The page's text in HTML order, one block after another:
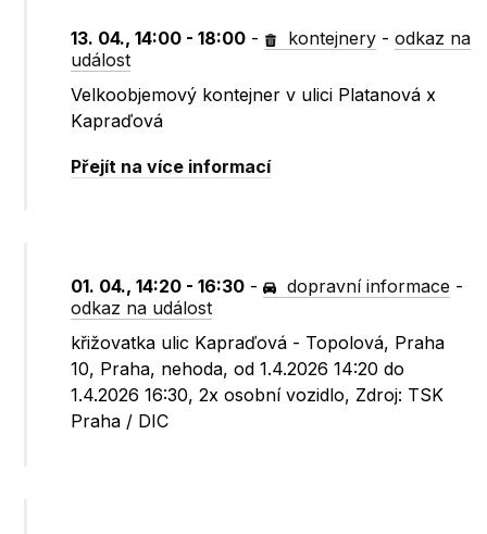
13. 04., 14:00 - 18:00 - kontejnery -odkaz na
událost
Velkoobjemový kontejner v ulici Platanová x
Kapraďová
Přejít na více informací
01. 04., 14:20 - 16:30 - dopravní informace -
odkaz na událost
křižovatka ulic Kapraďová - Topolová, Praha
10, Praha, nehoda, od 1.4.2026 14:20 do
1.4.2026 16:30, 2x osobní vozidlo, Zdroj: TSK
Praha / DIC